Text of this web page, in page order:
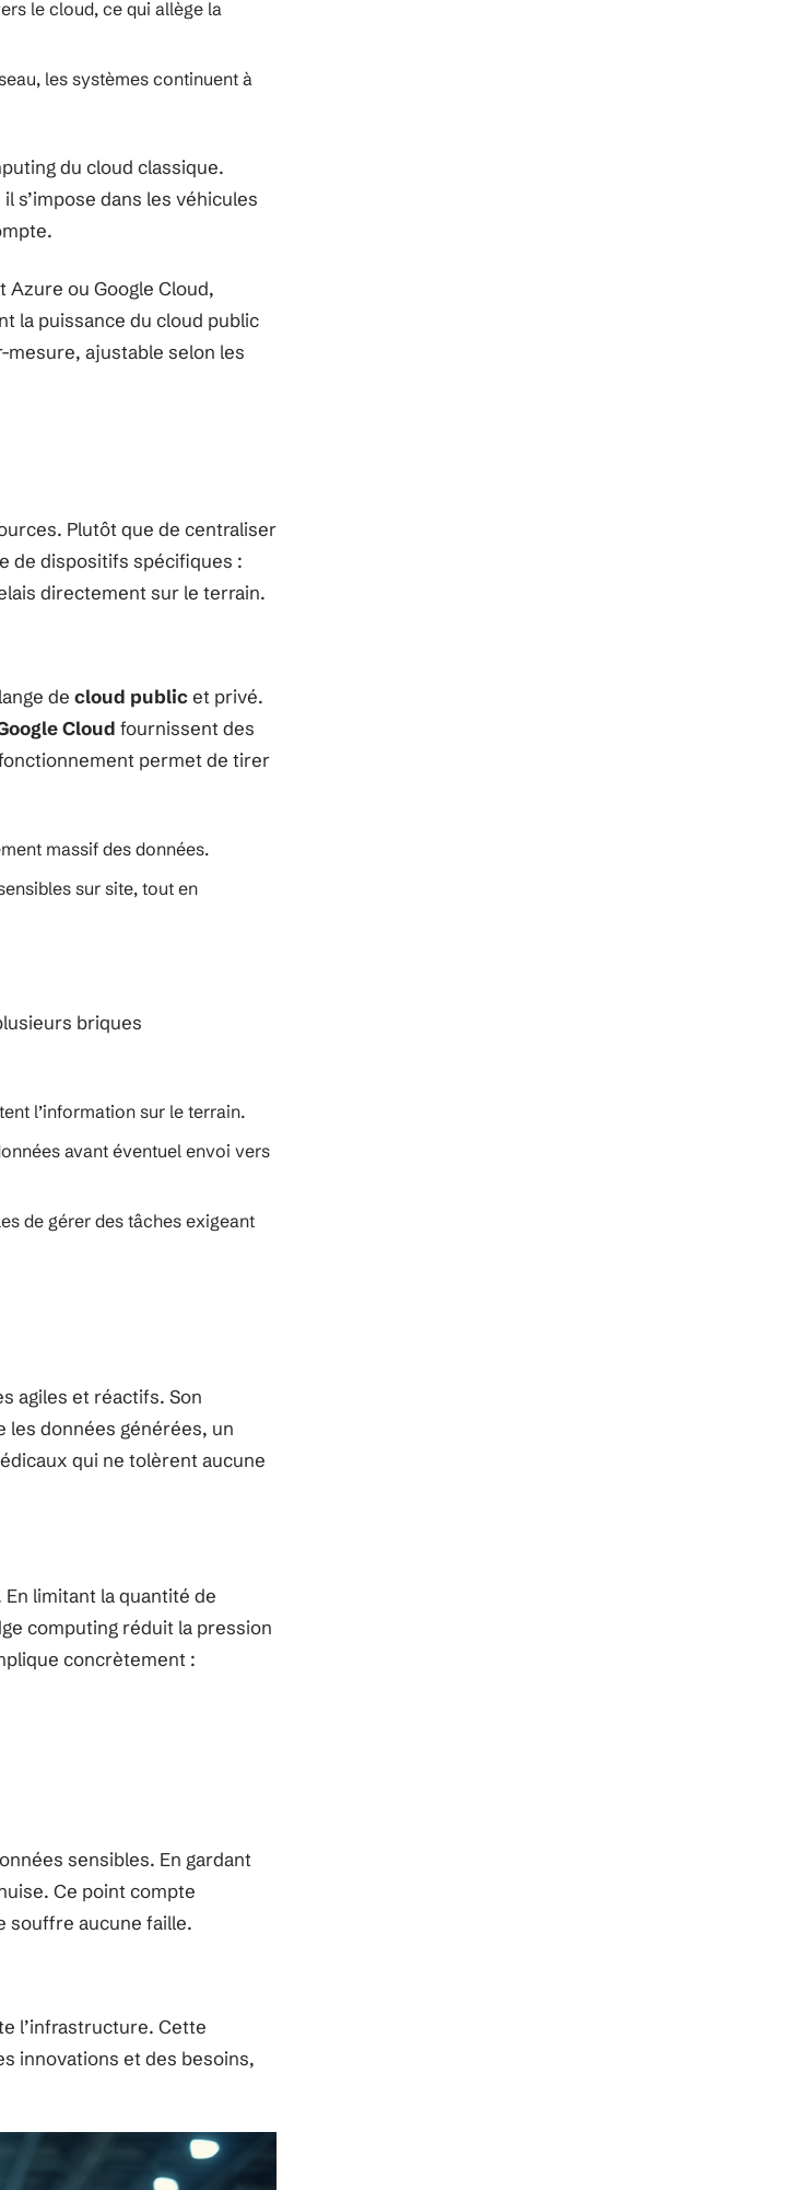
le cloud, ce qui allège la
les systèmes continuent à
du cloud classique.
s’impose dans les véhicules
Azure ou Google Cloud,
la puissance du cloud public
ajustable selon les
Plutôt que de centraliser
de dispositifs spécifiques :
directement sur le terrain.
de cloud publicet privé.
Cloud fournissent des
permet de tirer
massif des données.
sur site, tout en
briques
l’information sur le terrain.
avant éventuel envoi vers
de gérer des tâches exigeant
agiles et réactifs. Son
les données générées, un
qui ne tolèrent aucune
limitant la quantité de
computing réduit la pression
concrètement :
sensibles. En gardant
Ce point compte
souffre aucune faille.
l’infrastructure. Cette
innovations et des besoins,